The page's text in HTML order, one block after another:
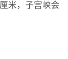
米，子宫峡会